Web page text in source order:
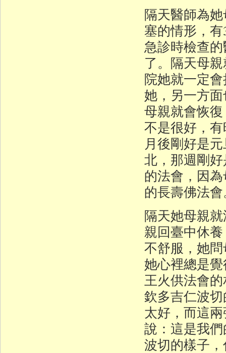
隔天醫師為
塞的情形，
急診時檢查
了。隔天母
院她就一定
她，另一方
母親就會恢
不是很好，
月後剛好是
北，那週剛
的法會，因
的長壽佛法
隔天她母親
親回臺中休
不舒服，她
她心裡總是
王火供法會
欽多吉仁波
太好，而這
說：這是我
波切的樣子